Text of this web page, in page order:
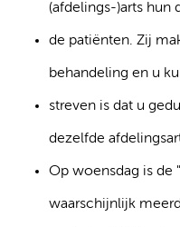
(afdelings-)arts hun
de patiënten. Zij
behandeling en u
streven is dat u
dezelfde
Op woensdag is de
waarschijnlijk